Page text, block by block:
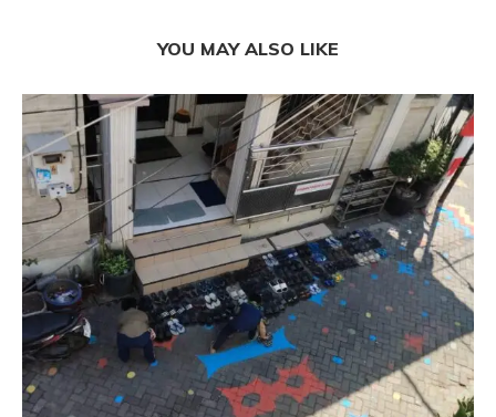
YOU MAY ALSO LIKE